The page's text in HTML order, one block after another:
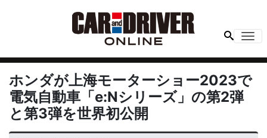
ホンダが上海モーターショー2023で
電気自動車「e:Nシリーズ」の第2弾
と第3弾を世界初公開